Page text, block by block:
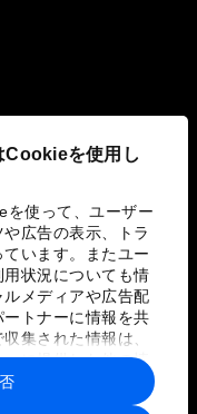
Cookieを使用し
を使って、ユーザー
広告の表示、トラ
います。またユー
状況についても情
メディアや広告配
トナーに情報を共
集された情報は、
ーに提供した他の情
ビスを使用した際
み合わされ、各パー